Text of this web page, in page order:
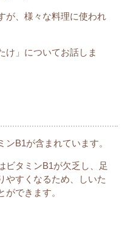
が、様々な料理に使われ
け」についてお話しま
B1が含まれています。
ビタミンB1が欠乏し、足
やすくなるため、しいた
できます。